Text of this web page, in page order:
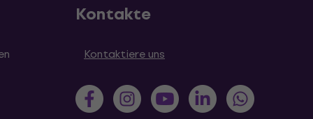
Kontakte
Kontaktiere uns